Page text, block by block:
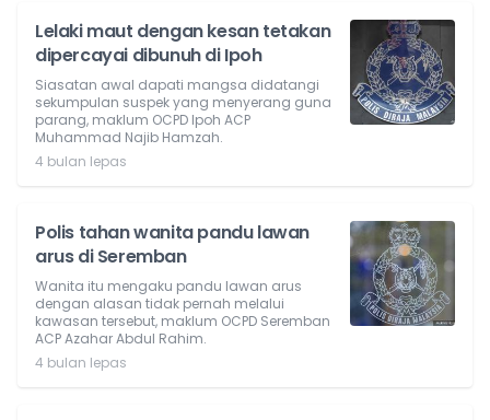
Lelaki maut dengan kesan tetakan
dipercayai dibunuh di Ipoh
Siasatan awal dapati mangsa didatangi
sekumpulan suspek yang menyerang guna
parang, maklum OCPD Ipoh ACP
Muhammad Najib Hamzah.
4 bulan lepas
Polis tahan wanita pandu lawan
arus di Seremban
Wanita itu mengaku pandu lawan arus
dengan alasan tidak pernah melalui
kawasan tersebut, maklum OCPD Seremban
ACP Azahar Abdul Rahim.
4 bulan lepas